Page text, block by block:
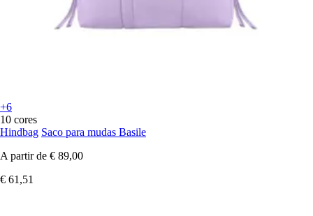
+6
10 cores
Hindbag Saco para mudas Basile
A partir de € 89,00
€ 61,51